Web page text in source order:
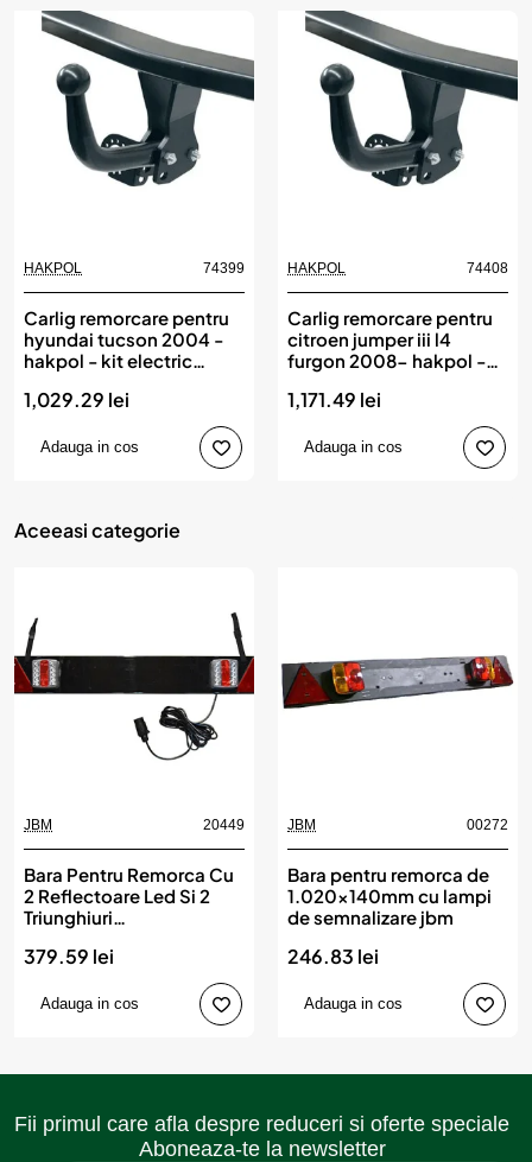
HAKPOL 74399
Carlig remorcare pentru
hyundai tucson 2004 -
hakpol - kit electric
1,029.29 lei
Adauga in cos
HAKPOL 74408
Carlig remorcare pentru
citroen jumper iii l4
furgon 2008- hakpol -
compatibil ean 78110
1,171.49 lei
Adauga in cos
Aceeasi categorie
JBM 20449
Bara Pentru Remorca Cu
2 Reflectoare Led Si 2
Triunghiuri
De 5 M Jbm
379.59 lei
Adauga in cos
JBM 00272
Bara pentru remorca de
1.020x140mm cu lampi
de semnalizare jbm
246.83 lei
Adauga in cos
Fii primul care afla despre reduceri si oferte speciale
Aboneaza-te la newsletter